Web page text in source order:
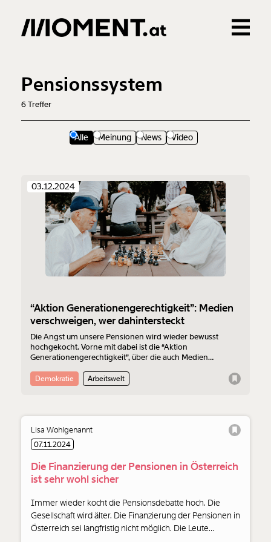
0Treffer
Pensionssystem
6Treffer
Alle Meinung News Video
03.12.2024
“Aktion Generationengerechtigkeit”: Medien
verschweigen, wer dahintersteckt
Die Angst um unsere Pensionen wird wieder bewusst
hochgekocht. Vorne mit dabei ist die “Aktion
Generationengerechtigkeit”, über die auch Medien
ÖVP-nahe Personen.
Demokratie Arbeitswelt
Lisa Wohlgenannt
07.11.2024
Die Finanzierung der Pensionen in Österreich
ist sehr wohl sicher
Immer wieder kocht die Pensionsdebatte hoch. Die
Gesellschaft wird älter. Die Finanzierung der Pensionen in
Österreich sei langfristig nicht möglich. Die Leute